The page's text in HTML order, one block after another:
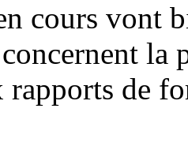
cours vont
la
rapports de